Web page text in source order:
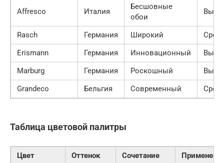
Affresco Италия
Бесшовные
обои
Rasch Германия Широкий
Erismann
Германия Инновационный
Marburg
Германия Роскошный
Grandeco
Бельгия Современный
Таблица цветовой палитры
Цвет Оттенок Сочетание